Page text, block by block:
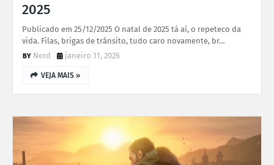
2025
Publicado em 25/12/2025 O natal de 2025 tá aí, o repeteco da
vida. Filas, brigas de trânsito, tudo caro novamente, br…
Nerd
janeiro 11, 2026
VEJA MAIS »